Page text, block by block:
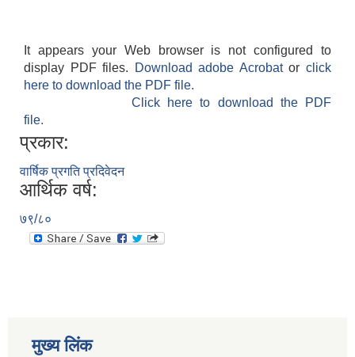
It appears your Web browser is not configured to
display PDF files.
Download adobe Acrobatorclick
here to download the PDF file.
Click here to download the PDF
file.
प्रकार:
वार्षिक प्रगति प्रदिवेदन
आर्थिक वर्ष:
७९/८०
मुख्य लिंक